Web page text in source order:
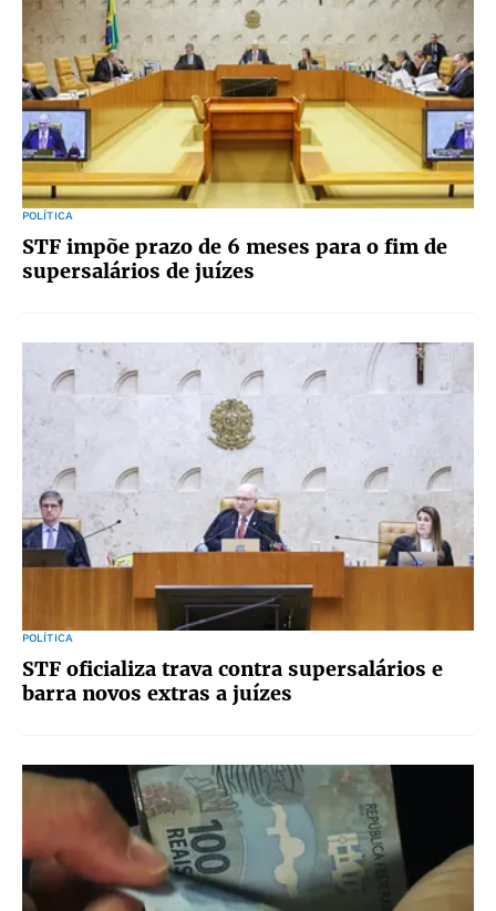
POLÍTICA
STF impõe prazo de 6 meses para o fim de
supersalários de juízes
POLÍTICA
STF oficializa trava contra supersalários e
barra novos extras a juízes